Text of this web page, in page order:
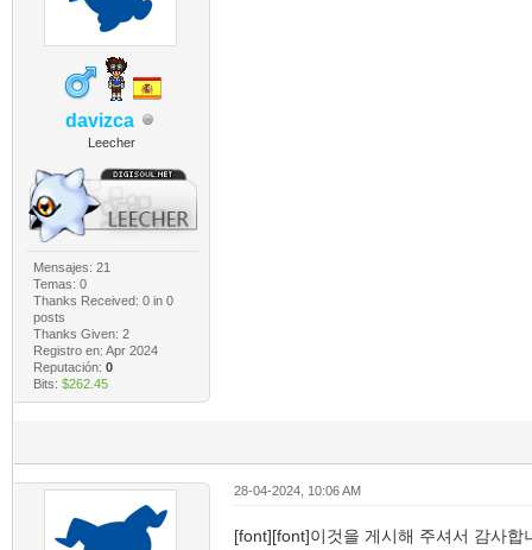
davizca
Leecher
Mensajes: 21
Temas: 0
Thanks Received: 0in 0
posts
Thanks Given: 2
Registro en: Apr 2024
Reputación: 0
Bits: $262.45
28-04-2024, 10:06 AM
[font][font]이것을 게시해 주셔서 감사합